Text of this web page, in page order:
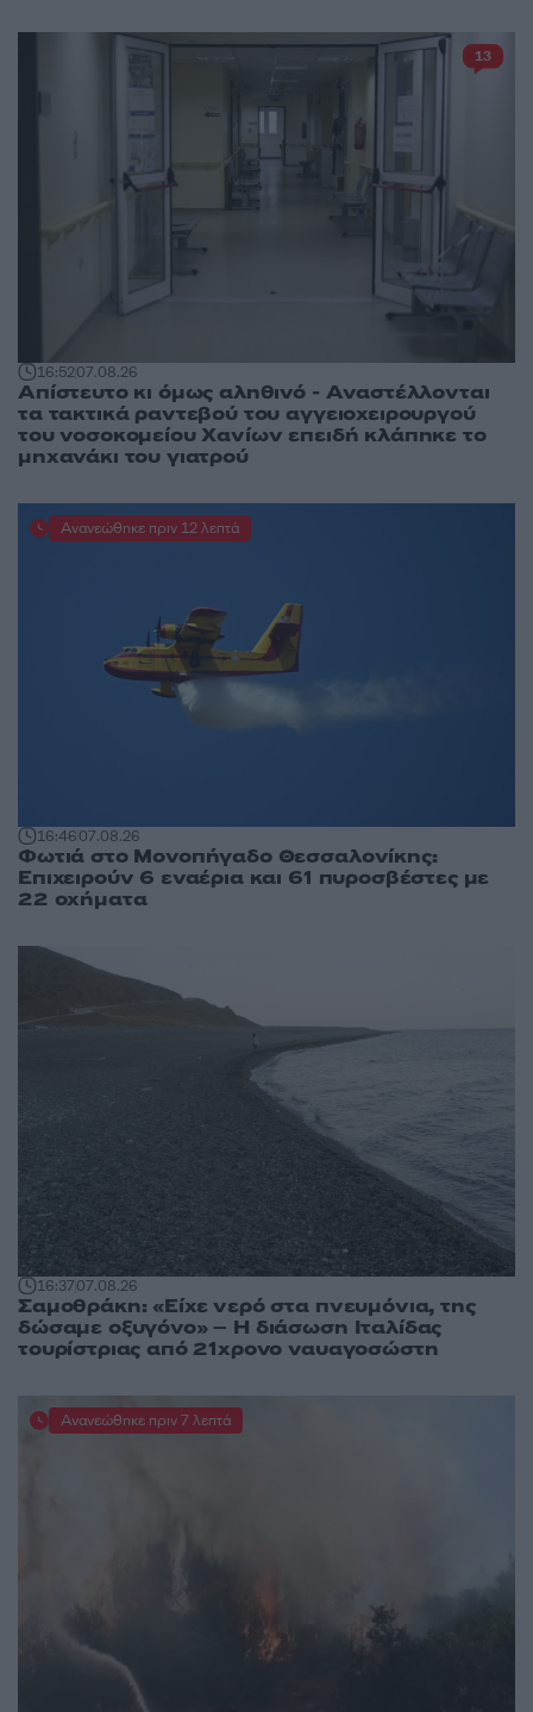
16:5207.08.26
Απίστευτο κι όμως αληθινό - Aναστέλλονται
τα τακτικά ραντεβού του αγγειοχειρουργού
του νοσοκομείου Χανίων επειδή κλάπηκε το
μηχανάκι του γιατρού
13
16:4607.08.26
Φωτιά στο Μονοπήγαδο Θεσσαλονίκης:
Επιχειρούν 6 εναέρια και 61 πυροσβέστες με
22 οχήματα
Ανανεώθηκε πριν 12 λεπτά
16:3707.08.26
Σαμοθράκη: «Είχε νερό στα πνευμόνια, της
δώσαμε οξυγόνο» – Η διάσωση Ιταλίδας
τουρίστριας από 21χρονο ναυαγοσώστη
Ανανεώθηκε πριν 7 λεπτά